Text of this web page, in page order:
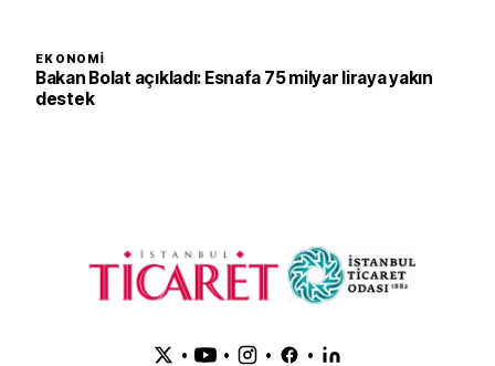
EKONOMI
Bakan Bolat açıkladı: Esnafa 75 milyar liraya yakın
destek
• • • •